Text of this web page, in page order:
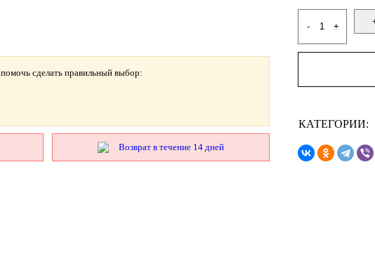
сделать правильный выбор:
Возврат в течение 14 дней
КАТЕГОРИИ: